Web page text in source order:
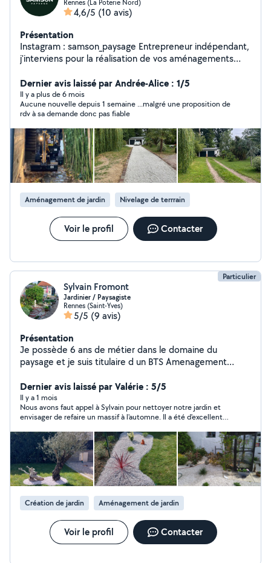
Rennes (La Poterie Nord)
4,6/5 (10 avis)
Présentation
Instagram : samson_paysage Entrepreneur indépendant,
j'interviens pour la réalisation de vos aménagements
Aménagement : terrassement, nivelage, création
d'allées et bordures, pavage, dallage, joints. Je réalise
également la pose de gazon de placage pour un rendu
immédiat et de qualité. Entretien : taille de haies et
arbustes dans le respect du végétal, plantations et
nettoyage de terrasse. Possibilité de suivi régulier pour
garder un jardin propre et soigné toute l'année.
Expérience dans la conduite d'engins de chantier. Travail
sérieux et soigné. Devis uniquement après visite.
Dernier avis laissé par Andrée-Alice : 1/5
Il y a plus de 6 mois
Aucune nouvelle depuis 1 semaine ...malgré une proposition de
rdv à sa demande donc pas fiable
Aménagement de jardin Nivelage de terrrain
Voir le profil Contacter
Particulier
Sylvain Fromont
Jardinier / Paysagiste
Rennes (Saint-Yves)
5/5 (9 avis)
Présentation
Je possède 6 ans de métier dans le domaine du
paysage et je suis titulaire d un BTS Amenagement
créer et entretenir votre jardin. Je réalise des tailles de
haies, petits abattages, plantations et des création de
massifs.
Dernier avis laissé par Valérie : 5/5
Il y a 1 mois
Nous avons faut appel à Sylvain pour nettoyer notre jardin et
envisager de refaire un massif à l'automne. Il a été d'excellent
parfaitement. Il travaille bien, est très efficace et courageux car
il a dû travailler en période de canicule. De plus ses prix sont
raisonnables. Au total, nous le conseillons sans réserve et
referons appel à lui à l'automne.
Création de jardin Aménagement de jardin
Voir le profil Contacter